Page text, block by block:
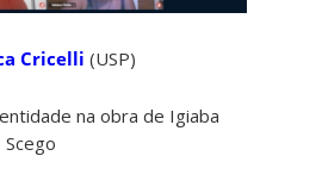
Cricelli (USP)
na obra de Igiaba
Scego